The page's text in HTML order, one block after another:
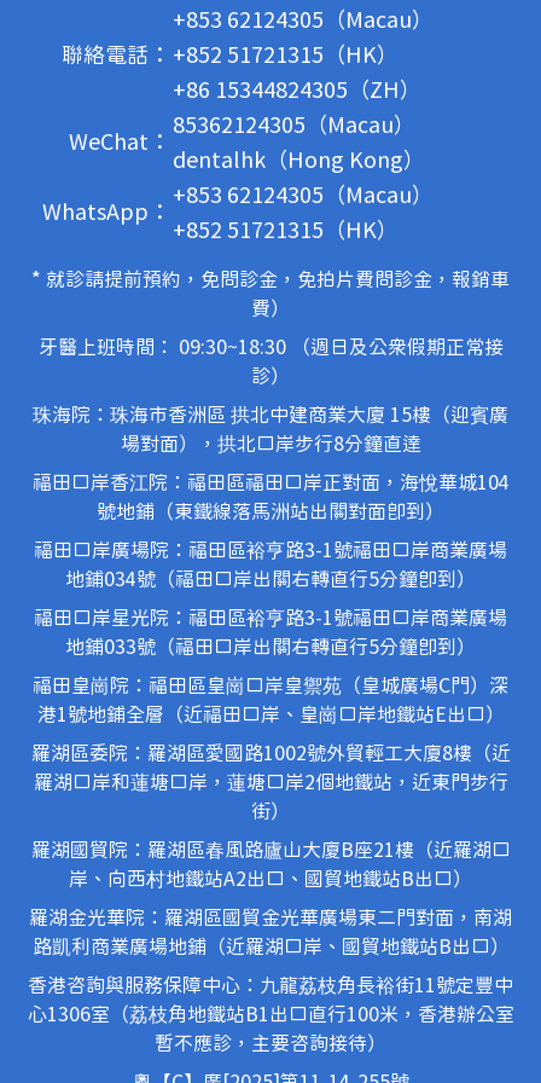
聯絡電話：
+853 62124305（Macau）
+852 51721315（HK）
+86 15344824305（ZH）
WeChat：
85362124305（Macau）
dentalhk（Hong Kong）
WhatsApp：
+853 62124305（Macau）
+852 51721315（HK）
* 就診請提前預約，免問診金，免拍片費問診金，報銷車
費）
牙醫上班時間： 09:30~18:30 （週日及公眾假期正常接
診）
珠海院：珠海市香洲區 拱北中建商業大廈 15樓（迎賓廣
場對面），拱北口岸步行8分鐘直達
福田口岸香江院：福田區福田口岸正對面，海悅華城104
號地鋪（東鐵線落馬洲站出關對面即到）
福田口岸廣場院：福田區裕亨路3-1號福田口岸商業廣場
地鋪034號（福田口岸出關右轉直行5分鐘即到）
福田口岸星光院：福田區裕亨路3-1號福田口岸商業廣場
地鋪033號（福田口岸出關右轉直行5分鐘即到）
福田皇崗院：福田區皇崗口岸皇禦苑（皇城廣場C門）深
港1號地鋪全層（近福田口岸、皇崗口岸地鐵站E出口）
羅湖區委院：羅湖區愛國路1002號外貿輕工大廈8樓（近
羅湖口岸和蓮塘口岸，蓮塘口岸2個地鐵站，近東門步行
街）
羅湖國貿院：羅湖區春風路廬山大廈B座21樓（近羅湖口
岸、向西村地鐵站A2出口、國貿地鐵站B出口）
羅湖金光華院：羅湖區國貿金光華廣場東二門對面，南湖
路凱利商業廣場地鋪（近羅湖口岸、國貿地鐵站B出口）
香港咨詢與服務保障中心：九龍荔枝角長裕街11號定豐中
心1306室（荔枝角地鐵站B1出口直行100米，香港辦公室
暫不應診，主要咨詢接待）